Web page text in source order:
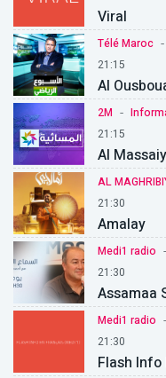
Viral
Télé Maroc -
21:15
Al
2M -
21:15
Al
AL
21:30
Amalay
Medi1 radio -
21:30
Assamaa
Medi1 radio -
21:30
Flash